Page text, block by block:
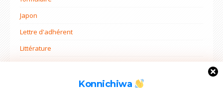
Konnichiwa
Japon
Lettre d'adhérent
Littérature